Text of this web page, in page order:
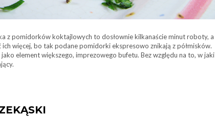
z pomidorków koktajlowych to dosłownie kilkanaście minut roboty, a
więcej, bo tak podane pomidorki ekspresowo znikają z półmisków.
element większego, imprezowego bufetu. Bez względu na to, w jaki